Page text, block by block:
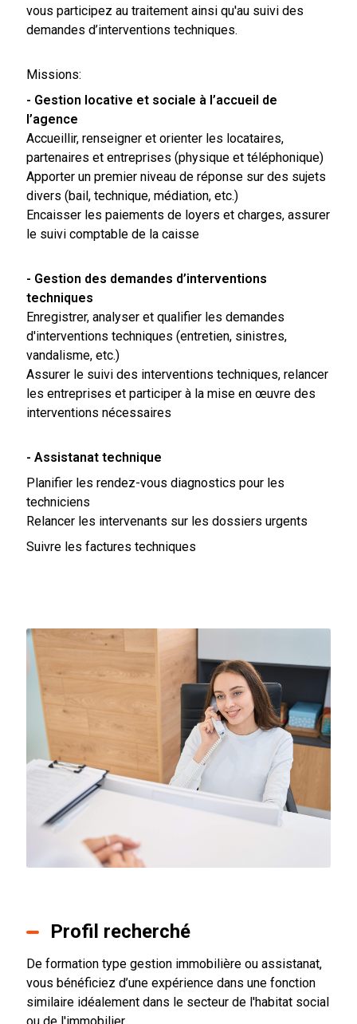
vous participez au traitement ainsi qu'au suivi des
demandes d’interventions techniques.
Missions:
- Gestion locative et sociale à l’accueil de
l’agence
Accueillir, renseigner et orienter les locataires,
partenaires et entreprises (physique et téléphonique)
Apporter un premier niveau de réponse sur des sujets
divers (bail, technique, médiation, etc.)
Encaisser les paiements de loyers et charges, assurer
le suivi comptable de la caisse
- Gestion des demandes d’interventions
techniques
Enregistrer, analyser et qualifier les demandes
d'interventions techniques (entretien, sinistres,
vandalisme, etc.)
Assurer le suivi des interventions techniques, relancer
les entreprises et participer à la mise en œuvre des
interventions nécessaires
- Assistanat technique
Planifier les rendez-vous diagnostics pour les
techniciens
Relancer les intervenants sur les dossiers urgents
Suivre les factures techniques
Profil recherché
De formation type gestion immobilière ou assistanat,
vous bénéficiez d’une expérience dans une fonction
similaire idéalement dans le secteur de l'habitat social